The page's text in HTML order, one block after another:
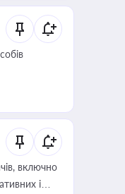
включно
і